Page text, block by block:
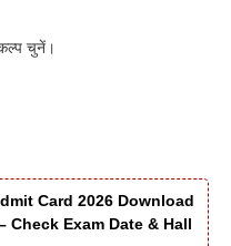
चुनें।
Card 2026 Download
Check Exam Date & Hall